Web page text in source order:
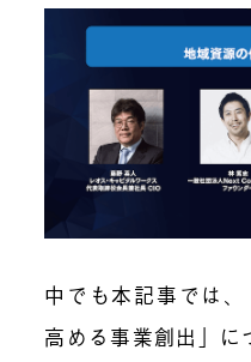
中でも本記事では
高める事業創出 」に